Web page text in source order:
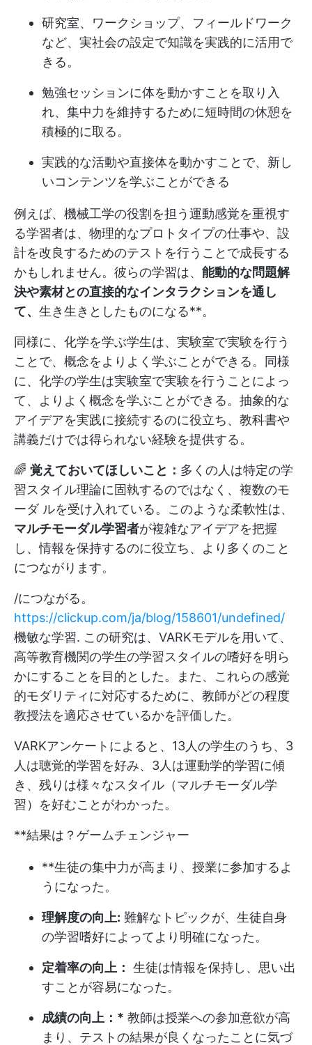
研究室、ワークショップ、フィールドワーク
など、実社会の設定で知識を実践的に活用で
きる。
勉強セッションに体を動かすことを取り入
れ、集中力を維持するために短時間の休憩を
積極的に取る。
実践的な活動や直接体を動かすことで、新し
いコンテンツを学ぶことができる
例えば、機械工学の役割を担う運動感覚を重視す
る学習者は、物理的なプロトタイプの仕事や、設
計を改良するためのテストを行うことで成長する
かもしれません。彼らの学習は、 能動的な問題解
決や素材との直接的なインタラクションを通し
て、 生き生きとしたものになる**。
同様に、化学を学ぶ学生は、実験室で実験を行う
ことで、概念をよりよく学ぶことができる。同様
に、化学の学生は実験室で実験を行うことによっ
て、よりよく概念を学ぶことができる。抽象的な
アイデアを実践に接続するのに役立ち、教科書や
講義だけでは得られない経験を提供する。
🌈 覚えておいてほしいこと： 多くの人は特定の学
習スタイル理論に固執するのではなく、複数のモ
ーダ ルを受け入れている。このような柔軟性は、
マルチモーダル学習者が複雑なアイデアを把握
し、情報を保持するのに役立ち、より多くのこと
につながります。
/につながる。
https://clickup.com/ja/blog/158601/undefined/
機敏な学習. この研究は、VARKモデルを用いて、
高等教育機関の学生の学習スタイルの嗜好を明ら
かにすることを目的とした。また、これらの感覚
的モダリティに対応するために、教師がどの程度
教授法を適応させているかを評価した。
VARKアンケートによると、13人の学生のうち、3
人は聴覚的学習を好み、3人は運動学的学習に傾
き、残りは様々なスタイル（マルチモーダル学
習）を好むことがわかった。
**結果は？ゲームチェンジャー
**生徒の集中力が高まり、授業に参加するよ
うになった。
理解度の向上: 難解なトピックが、生徒自身
の学習嗜好によってより明確になった。
定着率の向上： 生徒は情報を保持し、思い出
すことが容易になった。
成績の向上：* 教師は授業への参加意欲が高
まり、テストの結果が良くなったことに気づ